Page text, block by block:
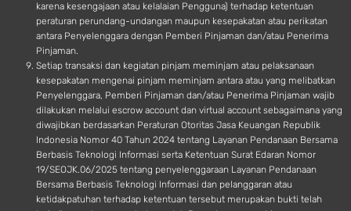
karena kesengajaan atau kelalaian Pengguna) terhadap ketentuan
peraturan perundang-undangan maupun kesepakatan atau perikatan
antara Penyelenggara dengan Pemberi Pinjaman dan/atau Penerima
Pinjaman.
Setiap transaksi dan kegiatan pinjam meminjam atau pelaksanaan
kesepakatan mengenai pinjam meminjam antara atau yang melibatkan
Penyelenggara, Pemberi Pinjaman dan/atau Penerima Pinjaman wajib
dilakukan melalui escrow account dan virtual account sebagaimana yang
diwajibkan berdasarkan Peraturan Otoritas Jasa Keuangan Republik
Indonesia Nomor 40 Tahun 2024 tentang Layanan Pendanaan Bersama
Berbasis Teknologi Informasi serta Ketentuan Surat Edaran Nomor
19/SEOJK.06/2025 tentang penyelenggaraan Layanan Pendanaan
Bersama Berbasis Teknologi Informasi dan pelanggaran atau
ketidakpatuhan terhadap ketentuan tersebut merupakan bukti telah